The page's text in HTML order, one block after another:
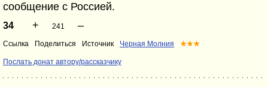
сообщение с Россией.
34 + 241 –
Ссылка Поделиться Источник Черная Молния ★★★
Послать донат автору/рассказчику